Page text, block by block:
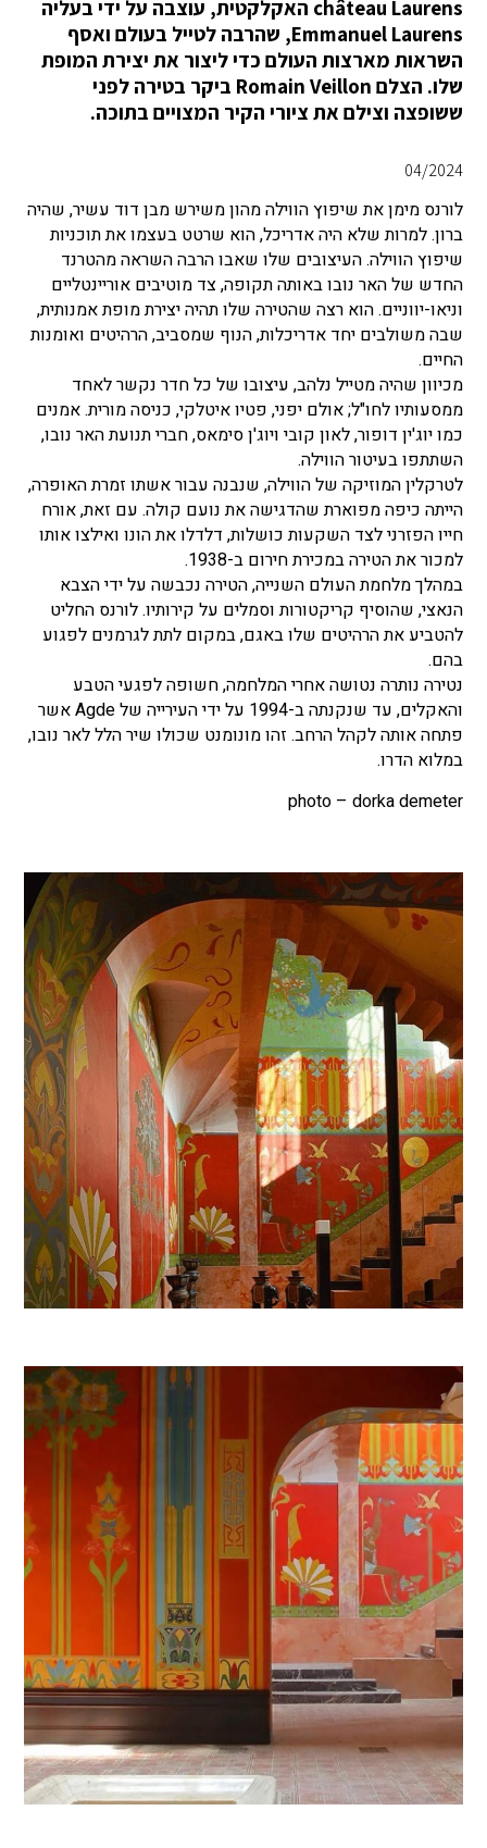
château Laurens האקלקטית, עוצבה על ידי בעליה
Emmanuel Laurens, שהרבה לטייל בעולם ואסף
השראות מארצות העולם כדי ליצור את יצירת המופת
שלו. הצלם Romain Veillon ביקר בטירה לפני
ששופצה וצילם את ציורי הקיר המצויים בתוכה.
04/2024
לורנס מימן את שיפוץ הווילה מהון משירש מבן דוד עשיר, שהיה
ברון. למרות שלא היה אדריכל, הוא שרטט בעצמו את תוכניות
שיפוץ הווילה. העיצובים שלו שאבו הרבה השראה מהטרנד
החדש של האר נובו באותה תקופה, צד מוטיבים אוריינטליים
וניאו-יווניים. הוא רצה שהטירה שלו תהיה יצירת מופת אמנותית,
שבה משולבים יחד אדריכלות, הנוף שמסביב, הרהיטים ואומנות
החיים.
מכיוון שהיה מטייל נלהב, עיצובו של כל חדר נקשר לאחד
ממסעותיו לחו"ל; אולם יפני, פטיו איטלקי, כניסה מורית. אמנים
כמו יוג'ין דופור, לאון קובי ויוג'ן סימאס, חברי תנועת האר נובו,
השתתפו בעיטור הווילה.
לטרקלין המוזיקה של הווילה, שנבנה עבור אשתו זמרת האופרה,
הייתה כיפה מפוארת שהדגישה את נועם קולה. עם זאת, אורח
חייו הפזרני לצד השקעות כושלות, דלדלו את הונו ואילצו אותו
למכור את הטירה במכירת חירום ב-1938.
במהלך מלחמת העולם השנייה, הטירה נכבשה על ידי הצבא
הנאצי, שהוסיף קריקטורות וסמלים על קירותיו. לורנס החליט
להטביע את הרהיטים שלו באגם, במקום לתת לגרמנים לפגוע
בהם.
נטירה נותרה נטושה אחרי המלחמה, חשופה לפגעי הטבע
והאקלים, עד שנקנתה ב-1994 על ידי העירייה של Agde אשר
פתחה אותה לקהל הרחב. זהו מונומנט שכולו שיר הלל לאר נובו,
במלוא הדרו.
photo – dorka demeter